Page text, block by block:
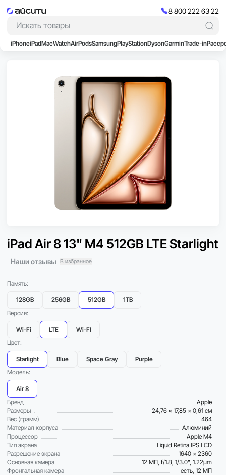
8 800 222 63 22
iPhoneiPadMacWatchAirPodsSamsungPlayStationDysonGarminTrade-in
iPad Air 8 13" M4 512GB LTE Starlight
Наши отзывы В избранное
Память:
128GB 256GB 512GB
1TB
Версия:
Wi-Fi LTE
Wi-FI
Цвет:
Starlight Blue Space Gray
Purple
Модель:
Air 8
Бренд
Apple
Размеры
24,76 x 17,85 x 0,61 см
Вес (грамм)
464
Материал корпуса
Алюминий
Процессор
Apple M4
Тип экрана
Liquid Retina IPS LCD
Разрешение экрана
1640 x 2360
Основная камера
12 МП, f/1.8, 1/3.0", 1.22µm
Фронтальная камера
есть, 12 МП